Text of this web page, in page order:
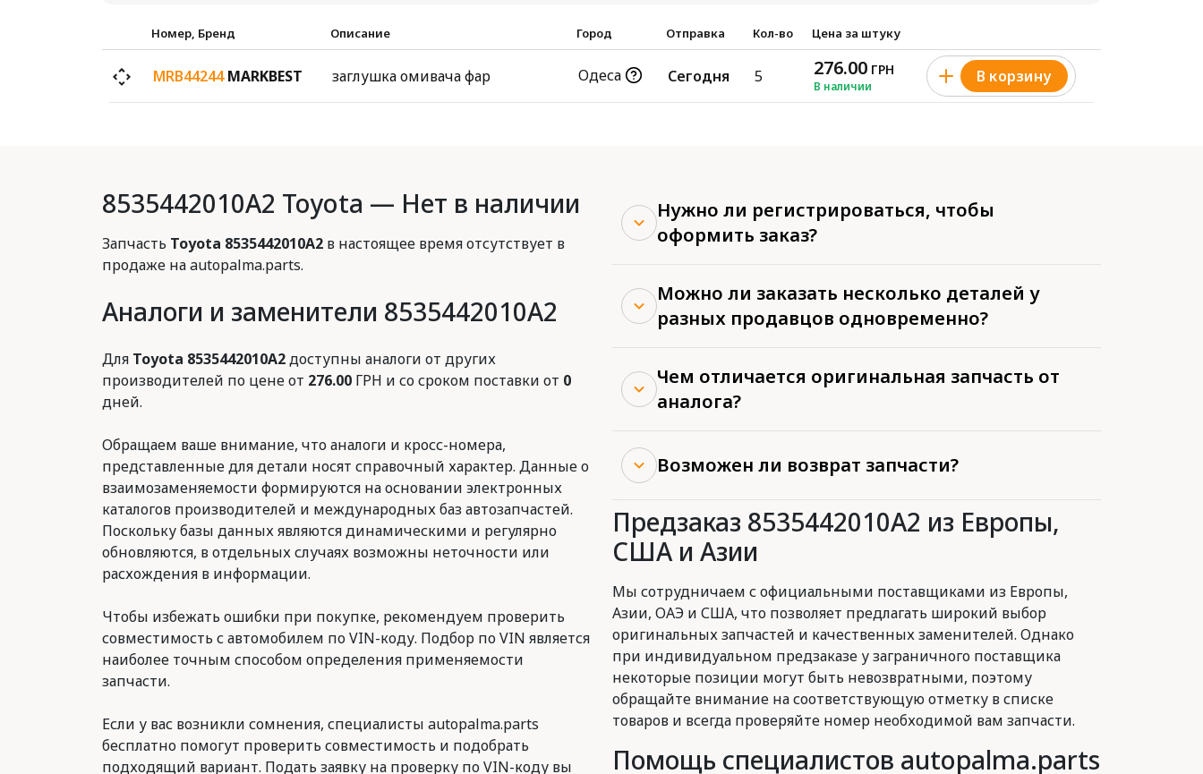
Номер, Бренд Описание Город Отправка Кол-во Цена за штуку
MRB44244 MARKBEST заглушка омивача фар Одеса Сегодня 5 276.00 ГРН
В наличии
В корзину
8535442010A2 Toyota — Нет в наличии
Запчасть Toyota 8535442010A2 в настоящее время отсутствует в
продаже на autopalma.parts.
Аналоги и заменители 8535442010A2
Для Toyota 8535442010A2доступны аналоги от других
производителей по цене от 276.00 ГРН и со сроком поставки от 0
дней.
Обращаем ваше внимание, что аналоги и кросс-номера,
представленные для детали носят справочный характер. Данные о
взаимозаменяемости формируются на основании электронных
каталогов производителей и международных баз автозапчастей.
Поскольку базы данных являются динамическими и регулярно
обновляются, в отдельных случаях возможны неточности или
расхождения в информации.
Чтобы избежать ошибки при покупке, рекомендуем проверить
совместимость с автомобилем по VIN-коду. Подбор по VIN является
наиболее точным способом определения применяемости
запчасти.
Если у вас возникли сомнения, специалисты autopalma.parts
бесплатно помогут проверить совместимость и подобрать
подходящий вариант. Подать заявку на проверку по VIN-коду вы
Нужно ли регистрироваться, чтобы
оформить заказ?
Можно ли заказать несколько деталей у
разных продавцов одновременно?
Чем отличается оригинальная запчасть от
аналога?
Возможен ли возврат запчасти?
Предзаказ 8535442010A2 из Европы,
США и Азии
Мы сотрудничаем с официальными поставщиками из Европы,
Азии, ОАЭ и США, что позволяет предлагать широкий выбор
оригинальных запчастей и качественных заменителей. Однако
при индивидуальном предзаказе у заграничного поставщика
некоторые позиции могут быть невозвратными, поэтому
обращайте внимание на соответствующую отметку в списке
товаров и всегда проверяйте номер необходимой вам запчасти.
Помощь специалистов autopalma.parts